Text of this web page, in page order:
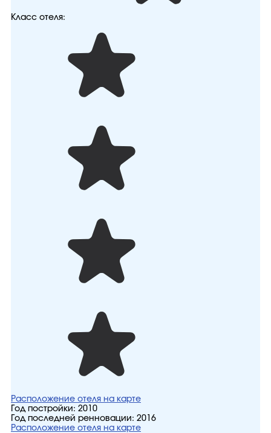
Класс отеля:
Расположение отеля на карте
Год постройки: 2010
Год последней ренновации: 2016
Расположение отеля на карте